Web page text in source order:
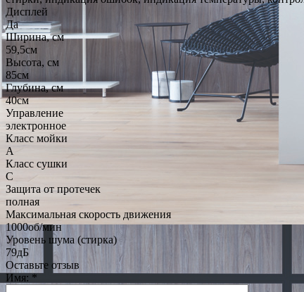
Дисплей
Да
Ширина, см
59,5см
Высота, см
85см
Глубина, см
40см
Управление
электронное
Класс мойки
A
Класс сушки
C
Защита от протечек
полная
Максимальная скорость движения
1000об/мин
Уровень шума (стирка)
79дБ
Оставьте отзыв
Имя: *